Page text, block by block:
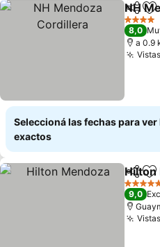
NH
4 Estrellas
8,0
a 0.9
Seleccioná las fechas para
exactos
Hilton
5
9,0